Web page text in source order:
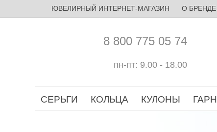
ЮВЕЛИРНЫЙ ИНТЕРНЕТ-МАГАЗИН О БРЕНДЕ
8 800 775 05 74
пн-пт: 9.00 - 18.00
СЕРЬГИ КОЛЬЦА КУЛОНЫ